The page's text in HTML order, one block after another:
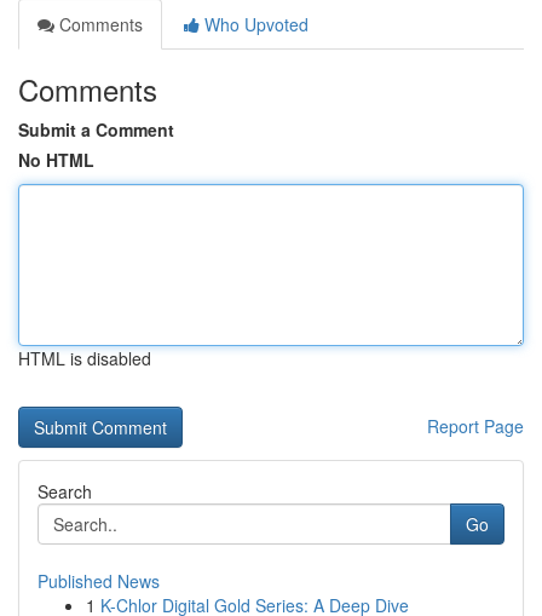
Comments
Who Upvoted
Comments
Submit a Comment
No HTML
HTML is disabled
Report Page
Search
Go
Published News
1 K-Chlor Digital Gold Series: A Deep Dive